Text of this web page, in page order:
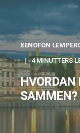
XENOFON
4 MINUTTERS
HVORDAN
SAMMEN?